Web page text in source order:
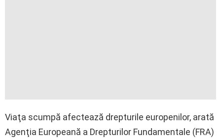
Viaţa scumpă afectează drepturile europenilor, arată
Agenţia Europeană a Drepturilor Fundamentale (FRA)